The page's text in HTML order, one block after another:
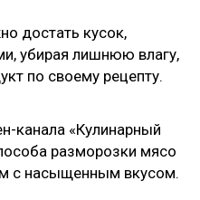
достать кусок,
убирая лишнюю влагу,
по своему рецепту.
канала «Кулинарный
разморозки мясо
с насыщенным вкусом.